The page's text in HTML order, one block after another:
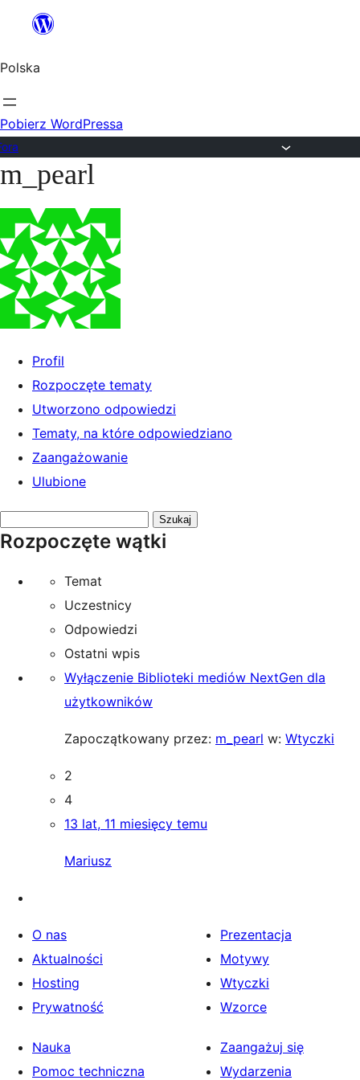
Przejdź
treści
Polska
Pobierz WordPressa
Przejdź
treści
m_pearl
Profil
Rozpoczęte tematy
Utworzono odpowiedzi
Tematy, na które odpowiedziano
Zaangażowanie
Ulubione
tematy:
Rozpoczęte wątki
Temat
Uczestnicy
Odpowiedzi
Ostatni wpis
Wyłączenie Biblioteki mediów NextGen dla
użytkowników
Zapoczątkowany przez: m_pearl w: Wtyczki
2
4
13 lat, 11 miesięcy temu
Mariusz
O nas
Aktualności
Hosting
Prywatność
Prezentacja
Motywy
Wtyczki
Wzorce
Nauka
Pomoc techniczna
Zaangażuj się
Wydarzenia